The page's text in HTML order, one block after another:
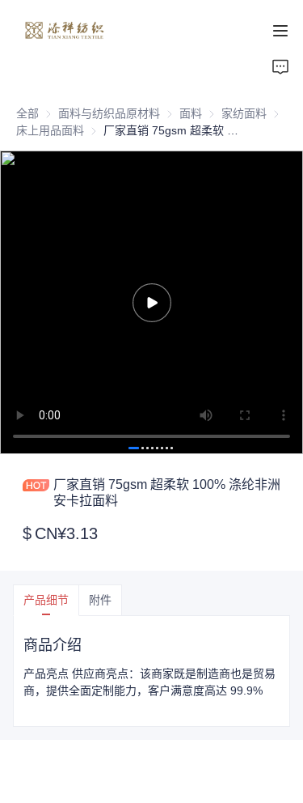
全部 面料与纺织品原材料 面料与纺织品原材料
面料 面料家纺面料 家纺面
床上用品面料 床上用品面料
厂家直销 75gsm 超柔软 100% 涤纶非洲
安卡拉面料
$ CN¥3.13
产品细节 附件
商品介绍
产品亮点 供应商亮点：该商家既是制造商也是贸易
商，提供全面定制能力，客户满意度高达 99.9%
关于我们